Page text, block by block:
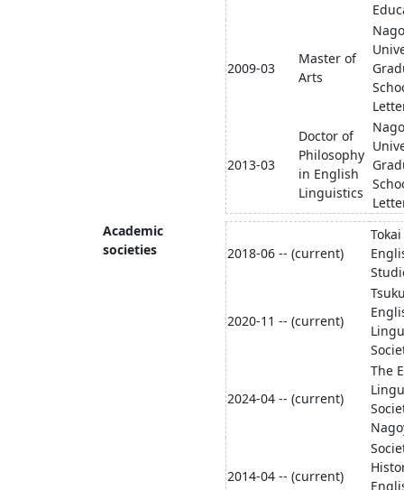
2009-03
Master of
Arts
2013-03
Doctor of
Philosophy
in English
Linguistics
Academic
societies
2018-06 -- (current)
2020-11 -- (current)
2024-04 -- (current)
The
2014-04 -- (current)